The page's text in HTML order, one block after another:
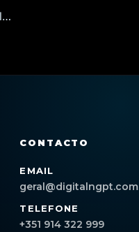
Como Criar uma Empresa Digital de Sucesso em Valença em 2026: 5 Erros Comuns a Evitar
CONTACTO
EMAIL
geral@digitalngpt.com
TELEFONE
+351 914 322 999